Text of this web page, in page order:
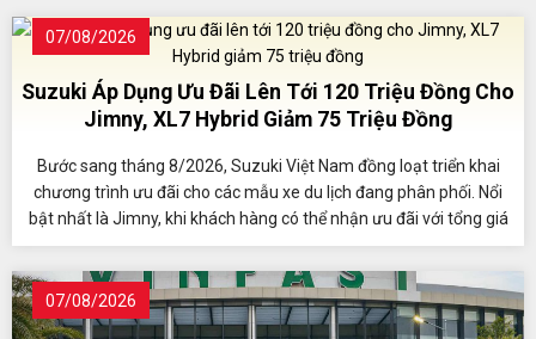
07/08/2026
Suzuki Áp Dụng Ưu Đãi Lên Tới 120 Triệu Đồng Cho
Jimny, XL7 Hybrid Giảm 75 Triệu Đồng
Bước sang tháng 8/2026, Suzuki Việt Nam đồng loạt triển khai
chương trình ưu đãi cho các mẫu xe du lịch đang phân phối. Nổi
bật nhất là Jimny, khi khách hàng có thể nhận ưu đãi với tổng giá
trị lên tới 120 triệu đồng.
07/08/2026